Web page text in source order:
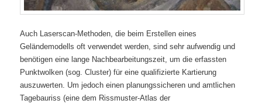
Auch Laserscan-Methoden, die beim Erstellen eines
Geländemodells oft verwendet werden, sind sehr aufwendig und
benötigen eine lange Nachbearbeitungszeit, um die erfassten
Punktwolken (sog. Cluster) für eine qualifizierte Kartierung
auszuwerten. Um jedoch einen planungssicheren und amtlichen
Tagebauriss (eine dem Rissmuster-Atlas der